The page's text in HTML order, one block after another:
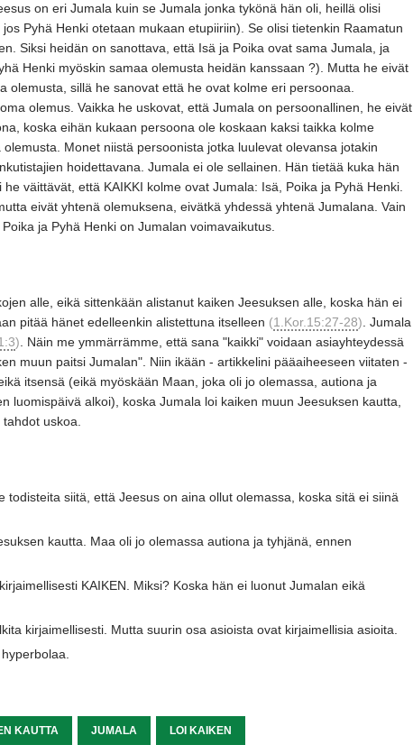
on eri Jumala kuin se Jumala jonka tykönä hän oli, heillä olisi
jos Pyhä Henki otetaan mukaan etupiiriin) . Se olisi tietenkin Raamatun
Siksi heidän on sanottava, että Isä ja Poika ovat sama Jumala,
ja
Henki myöskin samaa olemusta heidän kanssaan ?) . Mutta he eivät
olemusta, sillä he sanovat että he ovat kolme eri persoonaa.
olemus. Vaikka he uskovat, että Jumala on persoonallinen,
he eivät
koska eihän kukaan persoona ole koskaan kaksi taikka kolme
Monet niistä persoonista jotka luulevat olevansa jotakin
hoidettavana. Jumala ei ole sellainen.
Hän tietää kuka hän
he väittävät, että KAIKKI kolme ovat Jumala: Isä,
Poika ja Pyhä Henki.
eivät yhtenä olemuksena, eivätkä yhdessä yhtenä Jumalana. Vain
ja Pyhä Henki on Jumalan voimavaikutus.
alle, eikä sittenkään alistanut kaiken Jeesuksen alle, koska hän ei
pitää hänet edelleenkin alistettuna itselleen (1.Kor.15:27-28) . Jumala
) . Näin me ymmärrämme, että sana "kaikki" voidaan asiayhteydessä
muun paitsi Jumalan" . Niin ikään - artikkelini pääaiheeseen viitaten -
itsensä (eikä myöskään Maan, joka oli jo olemassa, autiona ja
luomispäivä alkoi) , koska Jumala loi kaiken muun Jeesuksen kautta,
uskoa.
todisteita siitä, että Jeesus on aina ollut olemassa,
koska sitä ei siinä
kautta.
Maa oli jo olemassa autiona ja tyhjänä, ennen
KAIKEN.
Miksi? Koska hän ei luonut Jumalan eikä
kirjaimellisesti. Mutta suurin osa asioista ovat kirjaimellisia asioita.
KAUTTA JUMALA LOI KAIKEN